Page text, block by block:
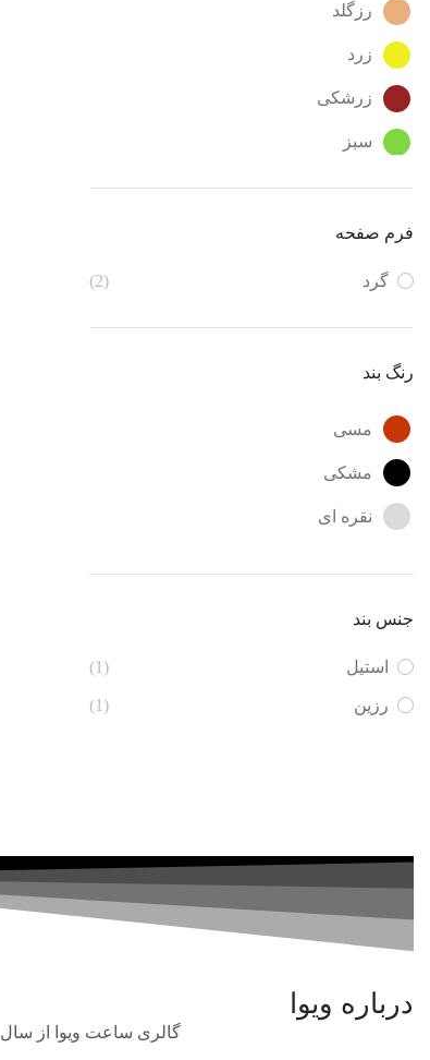
رزگلد
زرد
زرشکی
سبز
سبز - آبی
سبز تیره
مشکی
نقره ای
نوک مدادی
فرم صفحه
گرد (2)
رنگ بند
مسی
مشکی
نقره ای
جنس بند
استیل (1)
رزین (1)
درباره ویوا
گالری ساعت ویوا از سال ۱۳۹۰ فعالیت خود را در حوزه فروش انواع برندهای بین‌المللی و اورجینال ساعت مچی با بهترین قیمت آغاز نمود.